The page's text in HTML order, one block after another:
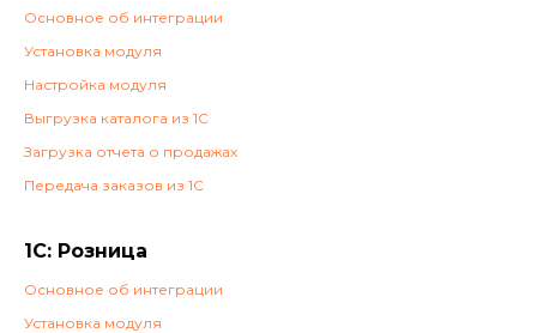
Основное об интеграции
Установка модуля
Настройка модуля
Выгрузка каталога из 1С
Загрузка отчета о продажах
Передача заказов из 1С
1С: Розница
Основное об интеграции
Установка модуля